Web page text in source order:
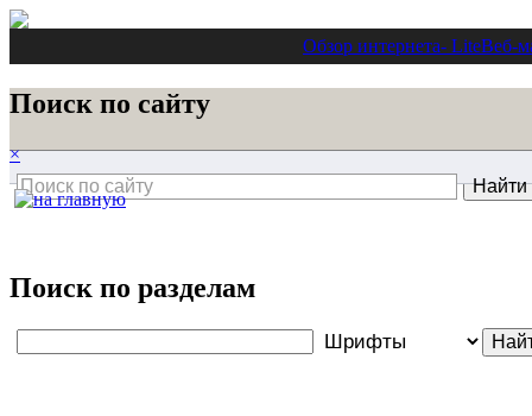
Обзор интернета- LiteВеб-
Поиск по сайту
×
Поиск по разделам